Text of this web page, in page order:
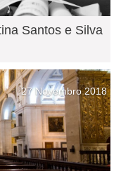
Santos e Silva
27 Novembro 2018